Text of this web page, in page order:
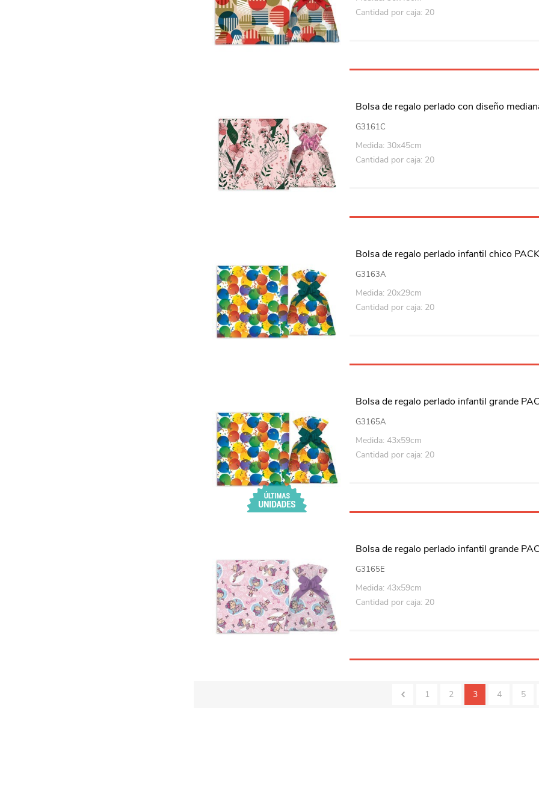
Cantidad por caja: 20
Bolsa de regalo perlado con diseño
G3161C
Medida: 30x45cm
Cantidad por caja: 20
Bolsa de regalo perlado infantil chico
G3163A
Medida: 20x29cm
Cantidad por caja: 20
Bolsa de regalo perlado infantil grande
G3165A
Medida: 43x59cm
Cantidad por caja: 20
Bolsa de regalo perlado infantil grande
G3165E
Medida: 43x59cm
Cantidad por caja: 20
1 2 3 4 5